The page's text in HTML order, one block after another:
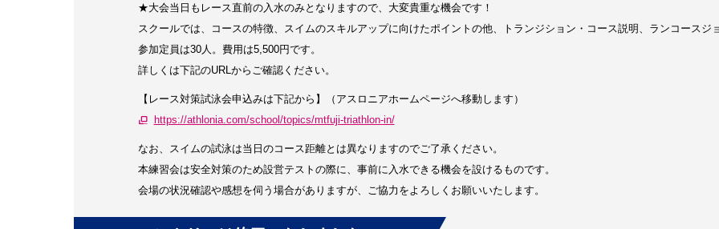
★大会当日もレース直前の入水のみとなりますので、大変貴重な機会です！
スクールでは、コースの特徴、スイムのスキルアップに向けたポイントの他、トランジション・コース説明、ランコースジ
参加定員は30人。費用は5,500円です。
詳しくは下記のURLからご確認ください。
【レース対策試泳会申込みは下記から】（アスロニアホームページへ移動します）
https://athlonia.com/school/topics/mtfuji-triathlon-in/
なお、スイムの試泳は当日のコース距離とは異なりますのでご了承ください。
本練習会は安全対策のため設営テストの際に、事前に入水できる機会を設けるものです。
会場の状況確認や感想を伺う場合がありますが、ご協力をよろしくお願いいたします。